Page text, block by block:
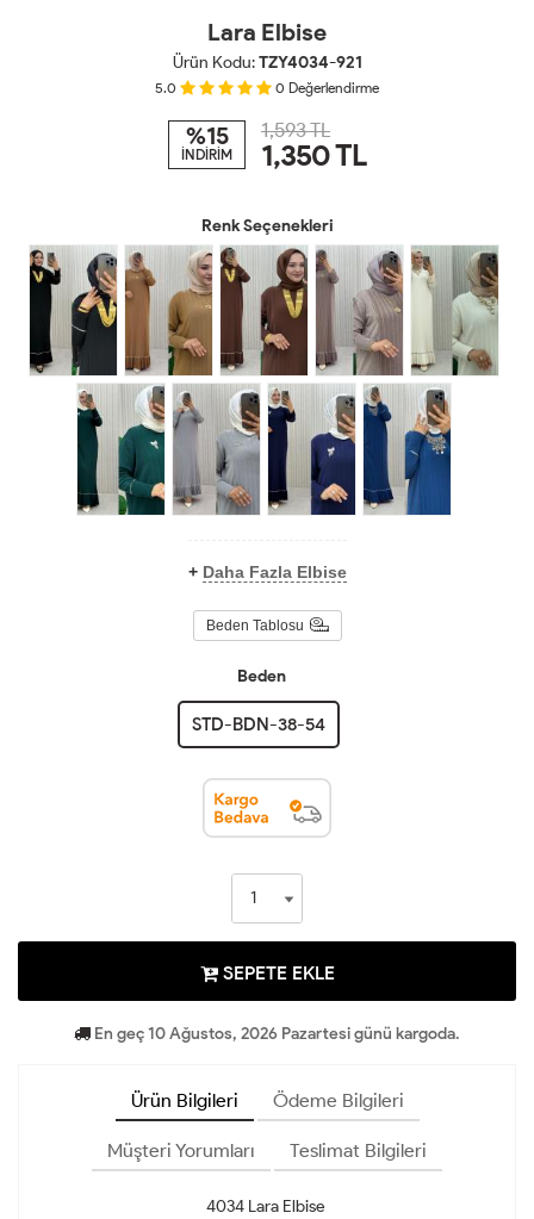
Lara Elbise
Ürün Kodu:TZY4034-921
5.0 0 Değerlendirme
%15
İNDİRİM
1,593 TL
1,350TL
Renk Seçenekleri
+ Daha Fazla Elbise
Beden Tablosu
Beden
STD-BDN-38-54
SEPETE EKLE
En geç 10 Ağustos, 2026 Pazartesi günü kargoda.
Ürün Bilgileri Ödeme Bilgileri
Müşteri Yorumları Teslimat Bilgileri
4034 Lara Elbise